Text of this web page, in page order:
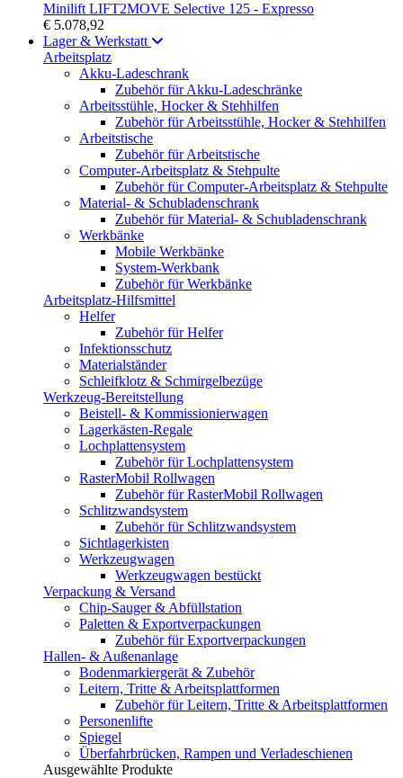
Minilift LIFT2MOVE Selective 125 - Expresso
€ 5.078,92
Lager & Werkstatt
Arbeitsplatz
Akku-Ladeschrank
Zubehör für Akku-Ladeschränke
Arbeitsstühle, Hocker & Stehhilfen
Zubehör für Arbeitsstühle, Hocker & Stehhilfen
Arbeitstische
Zubehör für Arbeitstische
Computer-Arbeitsplatz & Stehpulte
Zubehör für Computer-Arbeitsplatz & Stehpulte
Material- & Schubladenschrank
Zubehör für Material- & Schubladenschrank
Werkbänke
Mobile Werkbänke
System-Werkbank
Zubehör für Werkbänke
Arbeitsplatz-Hilfsmittel
Helfer
Zubehör für Helfer
Infektionsschutz
Materialständer
Schleifklotz & Schmirgelbezüge
Werkzeug-Bereitstellung
Beistell- & Kommissionierwagen
Lagerkästen-Regale
Lochplattensystem
Zubehör für Lochplattensystem
RasterMobil Rollwagen
Zubehör für RasterMobil Rollwagen
Schlitzwandsystem
Zubehör für Schlitzwandsystem
Sichtlagerkisten
Werkzeugwagen
Werkzeugwagen bestückt
Verpackung & Versand
Chip-Sauger & Abfüllstation
Paletten & Exportverpackungen
Zubehör für Exportverpackungen
Hallen- & Außenanlage
Bodenmarkiergerät & Zubehör
Leitern, Tritte & Arbeitsplattformen
Zubehör für Leitern, Tritte & Arbeitsplattformen
Personenlifte
Spiegel
Überfahrbrücken, Rampen und Verladeschienen
Ausgewählte Produkte